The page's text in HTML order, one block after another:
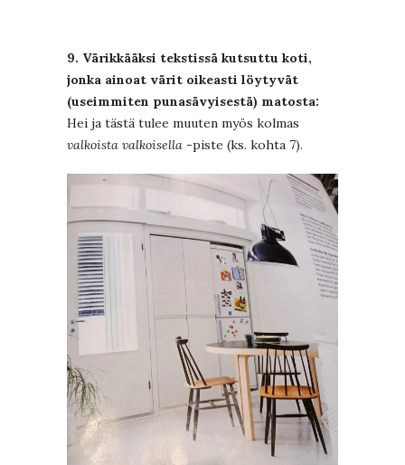
9. Värikkääksi tekstissä kutsuttu koti,
jonka ainoat värit oikeasti löytyvät
(useimmiten punasävyisestä) matosta:
Hei ja tästä tulee muuten myös kolmas
valkoista valkoisella -piste (ks. kohta 7).